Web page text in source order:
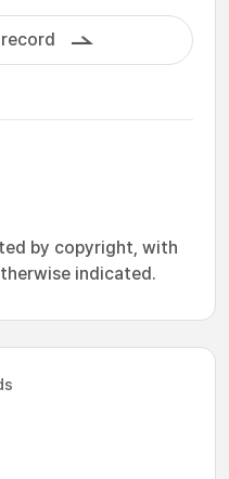
by copyright, with
indicated.